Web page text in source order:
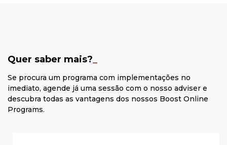
Quer saber mais?
Se procura um programa com implementações no
imediato, agende já uma sessão com o nosso adviser e
descubra todas as vantagens dos nossos Boost Online
Programs.